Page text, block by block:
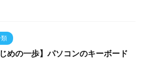
じめの一歩】パソコンのキーボード